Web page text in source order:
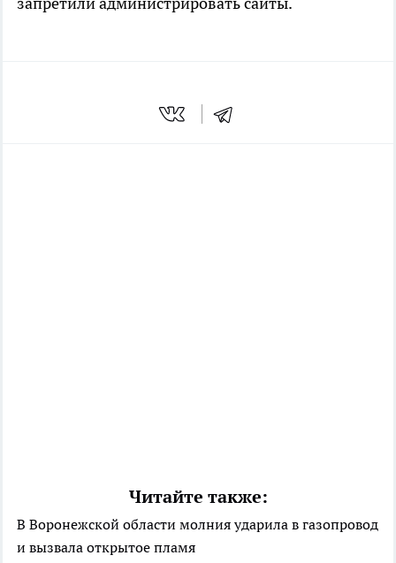
Читайте также:
В Воронежской области молния ударила в газопровод
и вызвала открытое пламя